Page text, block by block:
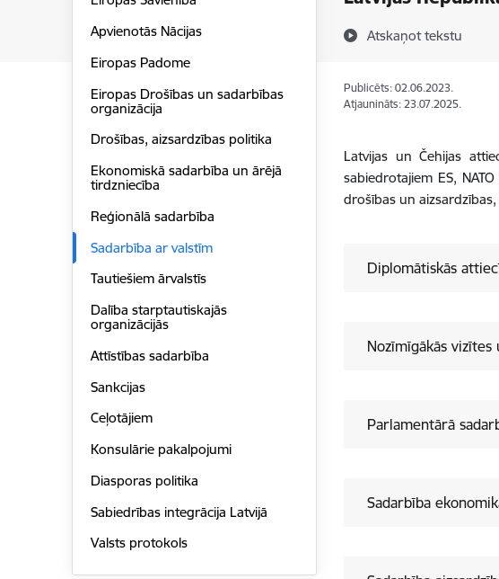
Atskaņot tekstu
Apvienotās Nācijas
Eiropas Padome
Eiropas Drošības un sadarbības
organizācija
Drošības, aizsardzības politika
Ekonomiskā sadarbība un ārējā
tirdzniecība
Reģionālā sadarbība
Sadarbība ar valstīm
Tautiešiem ārvalstīs
Dalība starptautiskajās
organizācijās
Attīstības sadarbība
Sankcijas
Ceļotājiem
Konsulārie pakalpojumi
Diasporas politika
Sabiedrības integrācija Latvijā
Valsts protokols
Publicēts: 02.06.2023.
Atjaunināts: 23.07.2025.
Latvijas un Čehijas
sabiedrotajiem ES,
drošības un
Diplomātiskās
Nozīmīgākās vizītes
Parlamentārā
Sadarbība